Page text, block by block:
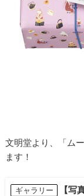
文明堂より、「ム
ます！
ギャラリー
【